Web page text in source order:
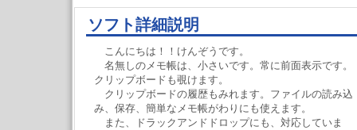
ソフト詳細説明
こんにちは！！けんぞうです。
名無しのメモ帳は、小さいです。常に前面表示です。
クリップボードも覗けます。
クリップボードの履歴もみれます。ファイルの読み込
み、保存、簡単なメモ帳がわりにも使えます。
また、ドラックアンドドロップにも、対応していま